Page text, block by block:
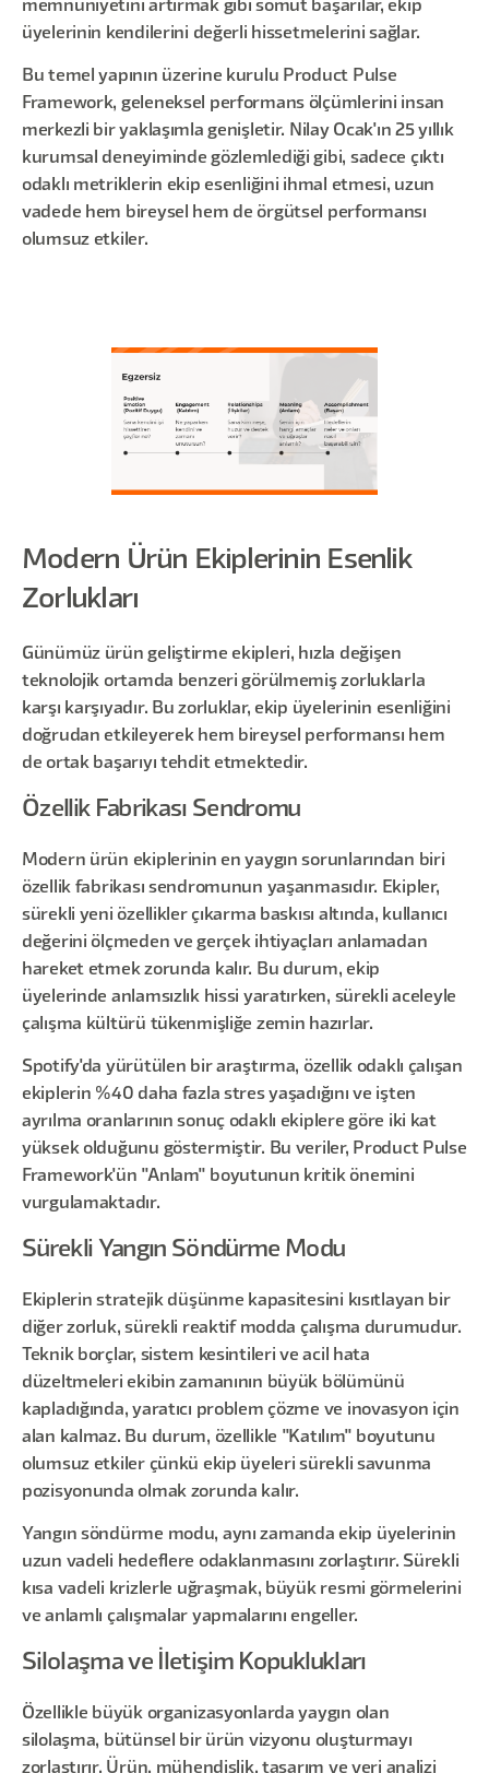
memnuniyetini artırmak gibi somut başarılar, ekip
üyelerinin kendilerini değerli hissetmelerini sağlar.
Bu temel yapının üzerine kurulu Product Pulse
Framework, geleneksel performans ölçümlerini insan
merkezli bir yaklaşımla genişletir. Nilay Ocak'ın 25 yıllık
kurumsal deneyiminde gözlemlediği gibi, sadece çıktı
odaklı metriklerin ekip esenliğini ihmal etmesi, uzun
vadede hem bireysel hem de örgütsel performansı
olumsuz etkiler.
Modern Ürün Ekiplerinin Esenlik
Zorlukları
Günümüz ürün geliştirme ekipleri, hızla değişen
teknolojik ortamda benzeri görülmemiş zorluklarla
karşı karşıyadır. Bu zorluklar, ekip üyelerinin esenliğini
doğrudan etkileyerek hem bireysel performansı hem
de ortak başarıyı tehdit etmektedir.
Özellik Fabrikası Sendromu
Modern ürün ekiplerinin en yaygın sorunlarından biri
özellik fabrikası sendromunun yaşanmasıdır. Ekipler,
sürekli yeni özellikler çıkarma baskısı altında, kullanıcı
değerini ölçmeden ve gerçek ihtiyaçları anlamadan
hareket etmek zorunda kalır. Bu durum, ekip
üyelerinde anlamsızlık hissi yaratırken, sürekli aceleyle
çalışma kültürü tükenmişliğe zemin hazırlar.
Spotify'da yürütülen bir araştırma, özellik odaklı çalışan
ekiplerin %40 daha fazla stres yaşadığını ve işten
ayrılma oranlarının sonuç odaklı ekiplere göre iki kat
yüksek olduğunu göstermiştir. Bu veriler, Product Pulse
Framework'ün "Anlam" boyutunun kritik önemini
vurgulamaktadır.
Sürekli Yangın Söndürme Modu
Ekiplerin stratejik düşünme kapasitesini kısıtlayan bir
diğer zorluk, sürekli reaktif modda çalışma durumudur.
Teknik borçlar, sistem kesintileri ve acil hata
düzeltmeleri ekibin zamanının büyük bölümünü
kapladığında, yaratıcı problem çözme ve inovasyon için
alan kalmaz. Bu durum, özellikle "Katılım" boyutunu
olumsuz etkiler çünkü ekip üyeleri sürekli savunma
pozisyonunda olmak zorunda kalır.
Yangın söndürme modu, aynı zamanda ekip üyelerinin
uzun vadeli hedeflere odaklanmasını zorlaştırır. Sürekli
kısa vadeli krizlerle uğraşmak, büyük resmi görmelerini
ve anlamlı çalışmalar yapmalarını engeller.
Silolaşma ve İletişim Kopuklukları
Özellikle büyük organizasyonlarda yaygın olan
silolaşma, bütünsel bir ürün vizyonu oluşturmayı
zorlaştırır. Ürün, mühendislik, tasarım ve veri analizi